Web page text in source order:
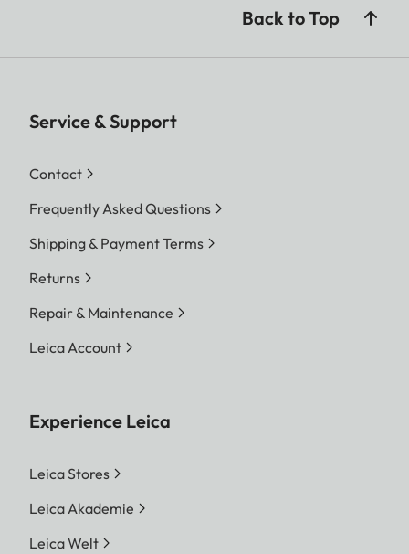
Back to Top
Service & Support
Contact
Frequently Asked Questions
Shipping & Payment Terms
Returns
Repair & Maintenance
Leica Account
Experience Leica
Leica Stores
Leica Akademie
Leica Welt